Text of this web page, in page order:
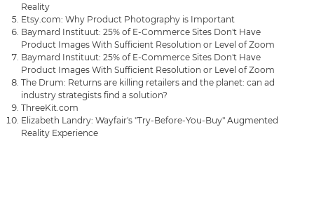
Reality
Etsy.com: Why Product Photography is Important
Baymard Instituut: 25% of E-Commerce Sites Don't Have
Product Images With Sufficient Resolution or Level of Zoom
Baymard Instituut: 25% of E-Commerce Sites Don't Have
Product Images With Sufficient Resolution or Level of Zoom
The Drum: Returns are killing retailers and the planet: can ad
industry strategists find a solution?
ThreeKit.com
Elizabeth Landry: Wayfair's "Try-Before-You-Buy" Augmented
Reality Experience